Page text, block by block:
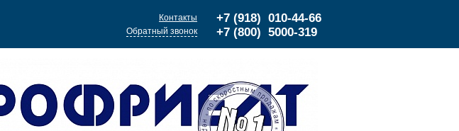
+7 (918) 010-44-66
+7 (800) 5000-319
Контакты
Обратный звонок